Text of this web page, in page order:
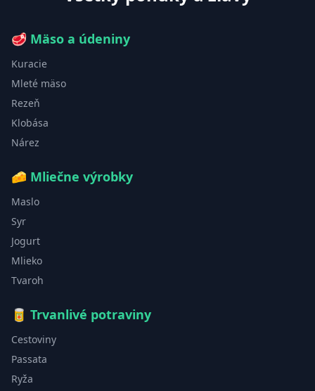
🥩 Mäso a údeniny
Kuracie
Mleté mäso
Rezeň
Klobása
Nárez
🧀 Mliečne výrobky
Maslo
Syr
Jogurt
Mlieko
Tvaroh
🥫 Trvanlivé potraviny
Cestoviny
Passata
Ryža